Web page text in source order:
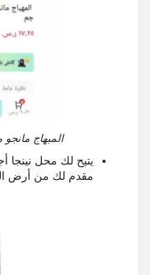
المبهاج
يتيح لك محل نينجا
مقدم لك من أرض الطبيعة